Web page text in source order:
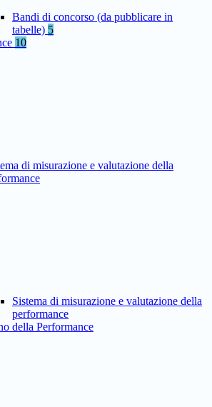
Bandi di concorso (da pubblicare in
tabelle) 5
10
di misurazione e valutazione della
Sistema di misurazione e valutazione della
performance
della Performance